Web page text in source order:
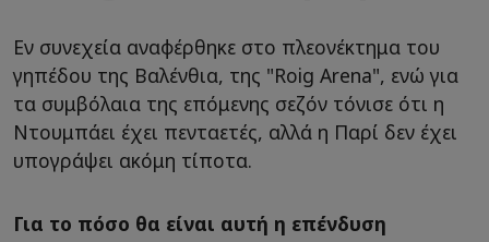
Εν συνεχεία αναφέρθηκε στο πλεονέκτημα του
γηπέδου της Βαλένθια, της "Roig Arena", ενώ για
τα συμβόλαια της επόμενης σεζόν τόνισε ότι η
Ντουμπάει έχει πενταετές, αλλά η Παρί δεν έχει
υπογράψει ακόμη τίποτα.
Για το πόσο θα είναι αυτή η επένδυση